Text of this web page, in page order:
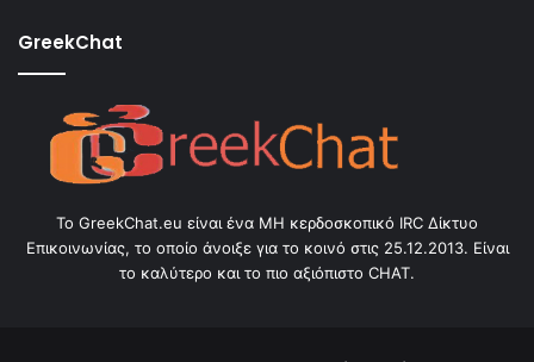
GreekChat
Το GreekChat.eu είναι ένα ΜΗ κερδοσκοπικό IRC Δίκτυο
Επικοινωνίας, το οποίο άνοιξε για το κοινό στις 25.12.2013. Είναι
το καλύτερο και το πιο αξιόπιστο CHAT.